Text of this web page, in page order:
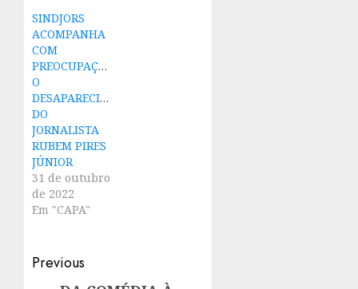
SINDJORS
ACOMPANHA
COM
PREOCUPAÇÃO
O
DESAPARECIMENTO
DO
JORNALISTA
RUBEM PIRES
JÚNIOR
31 de outubro
de 2022
Em "CAPA"
Post
Previous